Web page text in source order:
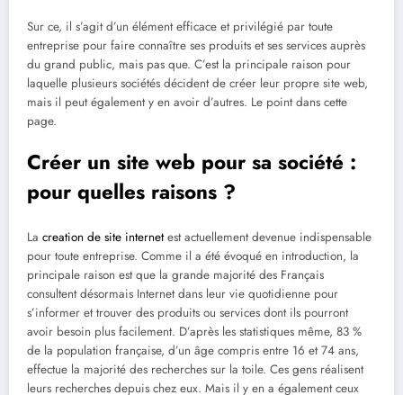
Sur ce, il s’agit d’un élément efficace et privilégié par toute
entreprise pour faire connaître ses produits et ses services auprès
du grand public, mais pas que. C’est la principale raison pour
laquelle plusieurs sociétés décident de créer leur propre site web,
mais il peut également y en avoir d’autres. Le point dans cette
page.
Créer un site web pour sa société :
pour quelles raisons ?
La creation de site internetest actuellement devenue indispensable
pour toute entreprise. Comme il a été évoqué en introduction, la
principale raison est que la grande majorité des Français
consultent désormais Internet dans leur vie quotidienne pour
s’informer et trouver des produits ou services dont ils pourront
avoir besoin plus facilement. D’après les statistiques même, 83 %
de la population française, d’un âge compris entre 16 et 74 ans,
effectue la majorité des recherches sur la toile. Ces gens réalisent
leurs recherches depuis chez eux. Mais il y en a également ceux